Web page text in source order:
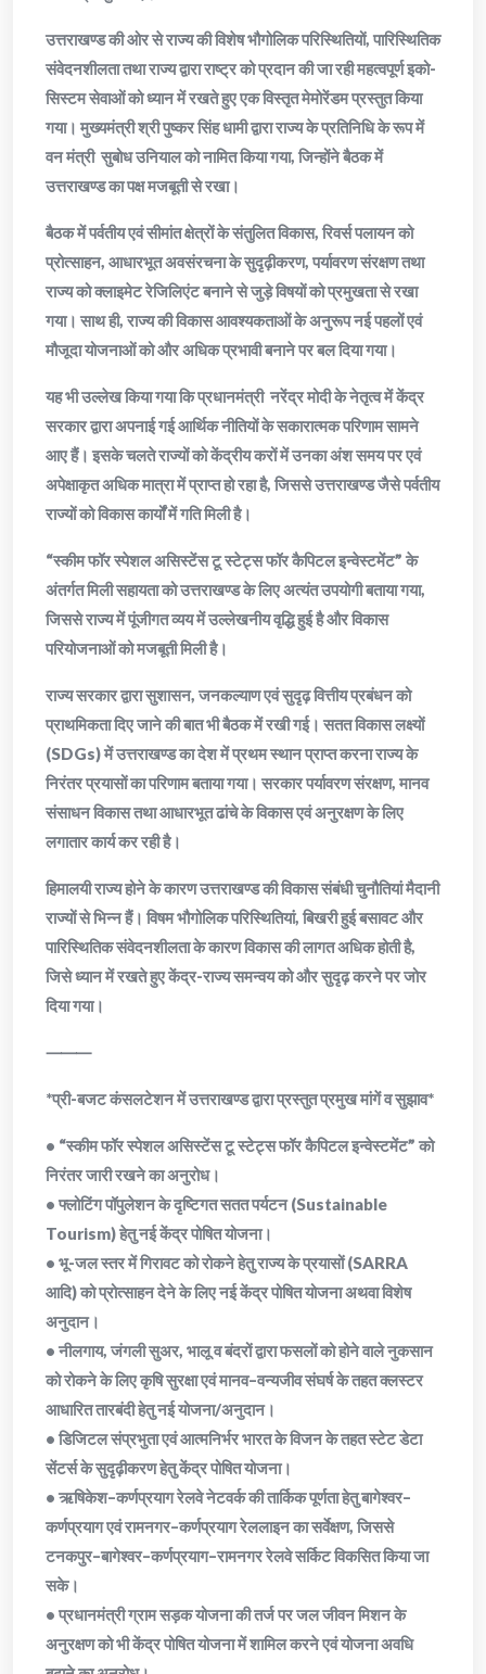
उत्तराखण्ड की ओर से राज्य की विशेष भौगोलिक परिस्थितियों, पारिस्थितिक
संवेदनशीलता तथा राज्य द्वारा राष्ट्र को प्रदान की जा रही महत्वपूर्ण इको-
सिस्टम सेवाओं को ध्यान में रखते हुए एक विस्तृत मेमोरेंडम प्रस्तुत किया
गया। मुख्यमंत्री श्री पुष्कर सिंह धामी द्वारा राज्य के प्रतिनिधि के रूप में
वन मंत्री सुबोध उनियाल को नामित किया गया, जिन्होंने बैठक में
उत्तराखण्ड का पक्ष मजबूती से रखा।
बैठक में पर्वतीय एवं सीमांत क्षेत्रों के संतुलित विकास, रिवर्स पलायन को
प्रोत्साहन, आधारभूत अवसंरचना के सुदृढ़ीकरण, पर्यावरण संरक्षण तथा
राज्य को क्लाइमेट रेजिलिएंट बनाने से जुड़े विषयों को प्रमुखता से रखा
गया। साथ ही, राज्य की विकास आवश्यकताओं के अनुरूप नई पहलों एवं
मौजूदा योजनाओं को और अधिक प्रभावी बनाने पर बल दिया गया।
यह भी उल्लेख किया गया कि प्रधानमंत्री नरेंद्र मोदी के नेतृत्व में केंद्र
सरकार द्वारा अपनाई गई आर्थिक नीतियों के सकारात्मक परिणाम सामने
आए हैं। इसके चलते राज्यों को केंद्रीय करों में उनका अंश समय पर एवं
अपेक्षाकृत अधिक मात्रा में प्राप्त हो रहा है, जिससे उत्तराखण्ड जैसे पर्वतीय
राज्यों को विकास कार्यों में गति मिली है।
“स्कीम फॉर स्पेशल असिस्टेंस टू स्टेट्स फॉर कैपिटल इन्वेस्टमेंट” के
अंतर्गत मिली सहायता को उत्तराखण्ड के लिए अत्यंत उपयोगी बताया गया,
जिससे राज्य में पूंजीगत व्यय में उल्लेखनीय वृद्धि हुई है और विकास
परियोजनाओं को मजबूती मिली है।
राज्य सरकार द्वारा सुशासन, जनकल्याण एवं सुदृढ़ वित्तीय प्रबंधन को
प्राथमिकता दिए जाने की बात भी बैठक में रखी गई। सतत विकास लक्ष्यों
(SDGs) में उत्तराखण्ड का देश में प्रथम स्थान प्राप्त करना राज्य के
निरंतर प्रयासों का परिणाम बताया गया। सरकार पर्यावरण संरक्षण, मानव
संसाधन विकास तथा आधारभूत ढांचे के विकास एवं अनुरक्षण के लिए
लगातार कार्य कर रही है।
हिमालयी राज्य होने के कारण उत्तराखण्ड की विकास संबंधी चुनौतियां मैदानी
राज्यों से भिन्न हैं। विषम भौगोलिक परिस्थितियां, बिखरी हुई बसावट और
पारिस्थितिक संवेदनशीलता के कारण विकास की लागत अधिक होती है,
जिसे ध्यान में रखते हुए केंद्र-राज्य समन्वय को और सुदृढ़ करने पर जोर
दिया गया।
⸻
*प्री-बजट कंसलटेशन में उत्तराखण्ड द्वारा प्रस्तुत प्रमुख मांगें व सुझाव*
• “स्कीम फॉर स्पेशल असिस्टेंस टू स्टेट्स फॉर कैपिटल इन्वेस्टमेंट” को
निरंतर जारी रखने का अनुरोध।
• फ्लोटिंग पॉपुलेशन के दृष्टिगत सतत पर्यटन (Sustainable
Tourism) हेतु नई केंद्र पोषित योजना।
• भू-जल स्तर में गिरावट को रोकने हेतु राज्य के प्रयासों (SARRA
आदि) को प्रोत्साहन देने के लिए नई केंद्र पोषित योजना अथवा विशेष
अनुदान।
• नीलगाय, जंगली सुअर, भालू व बंदरों द्वारा फसलों को होने वाले नुकसान
को रोकने के लिए कृषि सुरक्षा एवं मानव–वन्यजीव संघर्ष के तहत क्लस्टर
आधारित तारबंदी हेतु नई योजना/अनुदान।
• डिजिटल संप्रभुता एवं आत्मनिर्भर भारत के विजन के तहत स्टेट डेटा
सेंटर्स के सुदृढ़ीकरण हेतु केंद्र पोषित योजना।
• ऋषिकेश–कर्णप्रयाग रेलवे नेटवर्क की तार्किक पूर्णता हेतु बागेश्वर–
कर्णप्रयाग एवं रामनगर–कर्णप्रयाग रेललाइन का सर्वेक्षण, जिससे
टनकपुर–बागेश्वर–कर्णप्रयाग–रामनगर रेलवे सर्किट विकसित किया जा
सके।
• प्रधानमंत्री ग्राम सड़क योजना की तर्ज पर जल जीवन मिशन के
अनुरक्षण को भी केंद्र पोषित योजना में शामिल करने एवं योजना अवधि